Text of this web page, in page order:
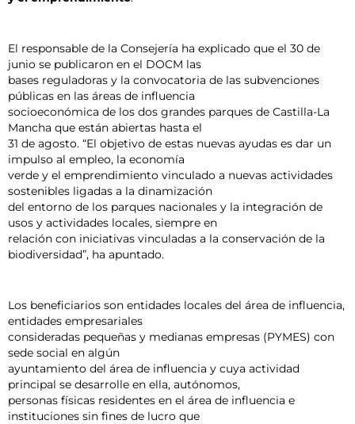
El responsable de la Consejería ha explicado que el 30 de
junio se publicaron en el DOCM las
bases reguladoras y la convocatoria de las subvenciones
públicas en las áreas de influencia
socioeconómica de los dos grandes parques de Castilla-La
Mancha que están abiertas hasta el
31 de agosto. “El objetivo de estas nuevas ayudas es dar un
impulso al empleo, la economía
verde y el emprendimiento vinculado a nuevas actividades
sostenibles ligadas a la dinamización
del entorno de los parques nacionales y la integración de
usos y actividades locales, siempre en
relación con iniciativas vinculadas a la conservación de la
biodiversidad”, ha apuntado.
Los beneficiarios son entidades locales del área de influencia,
entidades empresariales
consideradas pequeñas y medianas empresas (PYMES) con
sede social en algún
ayuntamiento del área de influencia y cuya actividad
principal se desarrolle en ella, autónomos,
personas físicas residentes en el área de influencia e
instituciones sin fines de lucro que